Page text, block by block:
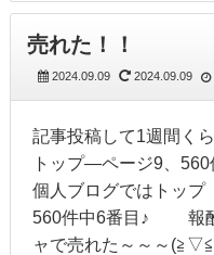
売れた！！
2024.09.09 2024.09.09
記事投稿して1週間く
トップ―ページ9、
個人ブログではトッ
560件中6番目♪ 報酬
ャで売れた～～～